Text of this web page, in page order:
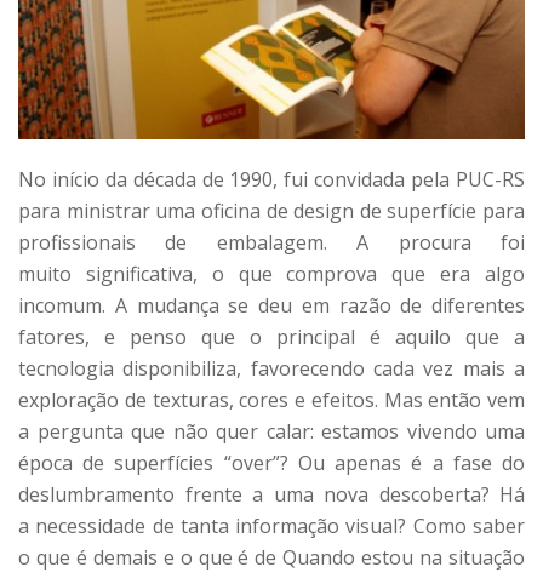
No início da década de 1990, fui convidada pela PUC-RS
para ministrar uma oficina de design de superfície para
profissionais de embalagem. A procura foi
muito significativa, o que comprova que era algo
incomum. A mudança se deu em razão de diferentes
fatores, e penso que o principal é aquilo que a
tecnologia disponibiliza, favorecendo cada vez mais a
exploração de texturas, cores e efeitos. Mas então vem
a pergunta que não quer calar: estamos vivendo uma
época de superfícies “over”? Ou apenas é a fase do
deslumbramento frente a uma nova descoberta? Há
a necessidade de tanta informação visual? Como saber
o que é demais e o que é de Quando estou na situação